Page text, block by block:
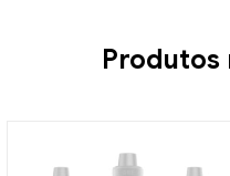
Produtos